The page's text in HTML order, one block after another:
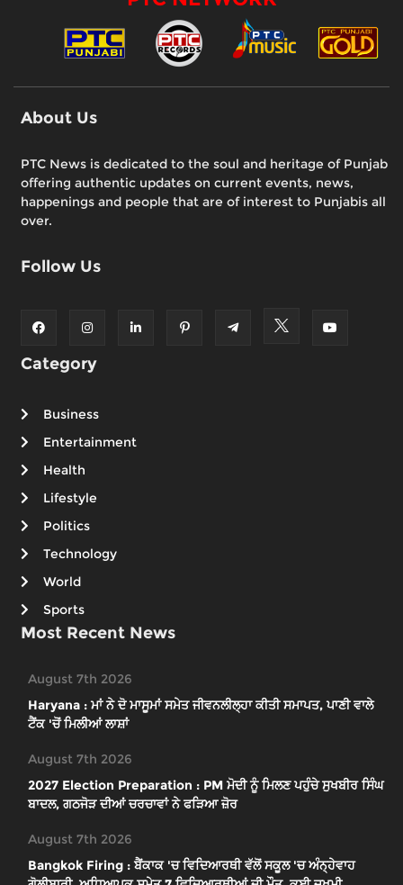
About Us
PTC News is dedicated to the soul and heritage of Punjab
offering authentic updates on current events, news,
happenings and people that are of interest to Punjabis all
over.
Follow Us
Category
Business
Entertainment
Health
Lifestyle
Politics
Technology
World
Sports
Most Recent News
August 7th 2026
Haryana : ਮਾਂ ਨੇ ਦੋ ਮਾਸੂਮਾਂ ਸਮੇਤ ਜੀਵਨਲੀਲ੍ਹਾ ਕੀਤੀ ਸਮਾਪਤ, ਪਾਣੀ ਵਾਲੇ
ਟੈਂਕ 'ਚੋਂ ਮਿਲੀਆਂ ਲਾਸ਼ਾਂ
August 7th 2026
2027 Election Preparation : PM ਮੋਦੀ ਨੂੰ ਮਿਲਣ ਪਹੁੰਚੇ ਸੁਖਬੀਰ ਸਿੰਘ
ਬਾਦਲ, ਗਠਜੋੜ ਦੀਆਂ ਚਰਚਾਵਾਂ ਨੇ ਫੜਿਆ ਜ਼ੋਰ
August 7th 2026
Bangkok Firing : ਬੈਂਕਾਕ 'ਚ ਵਿਦਿਆਰਥੀ ਵੱਲੋਂ ਸਕੂਲ 'ਚ ਅੰਨ੍ਹੇਵਾਹ